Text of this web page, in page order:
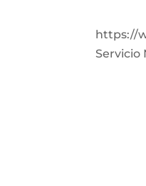
https://
Servicio